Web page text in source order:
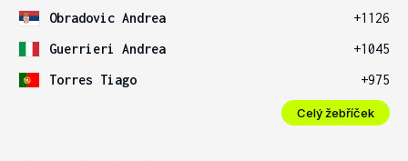
Obradovic Andrea
+1126
Guerrieri Andrea
+1045
Torres Tiago
+975
Celý žebříček